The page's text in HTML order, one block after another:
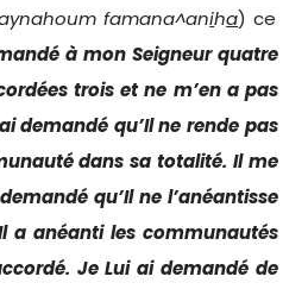
famana^aniha) ce
à mon Seigneur quatre
trois et ne m’en a pas
demandé qu’Il ne rende pas
dans sa totalité. Il me
qu’Il ne l’anéantisse
a anéanti les communautés
Je Lui ai demandé de